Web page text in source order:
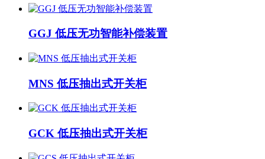
GGJ 低压无功智能补偿装置
MNS 低压抽出式开关柜
GCK 低压抽出式开关柜